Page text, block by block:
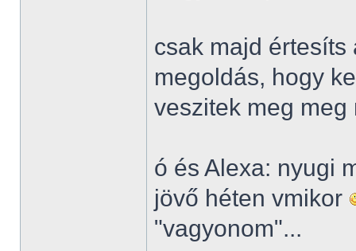
csak majd értesíts
megoldás, hogy
veszitek meg
ó és Alexa: nyugi
jövő héten vmikor
"vagyonom"...